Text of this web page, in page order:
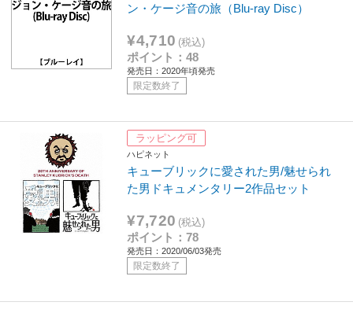
ン・ケージ音の旅（Blu-ray Disc）
¥4,710 (税込)
ポイント：48
発売日：2020年頃発売
限定数終了
ラッピング可
ハピネット
キューブリックに愛された男/魅せられ
た男ドキュメンタリー2作品セット
¥7,720 (税込)
ポイント：78
発売日：2020/06/03発売
限定数終了